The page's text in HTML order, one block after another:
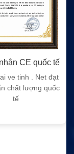
CE quốc tế
ve tinh . Net đạt
chất lượng quốc
tế